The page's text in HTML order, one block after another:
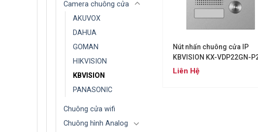
Camera chuông cửa
AKUVOX
DAHUA
GOMAN
HIKVISION
KBVISION
PANASONIC
Chuông cửa wifi
Chuông hình Analog
Nút nhấn chuông cửa IP
KBVISION KX-VDP22GN-
Liên Hệ